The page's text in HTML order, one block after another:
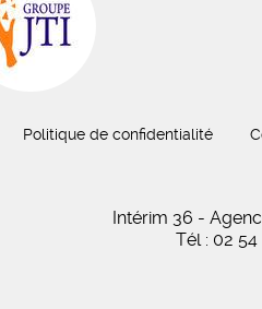
Politique de confidentialité
Intérim 36 -
Tél : 02